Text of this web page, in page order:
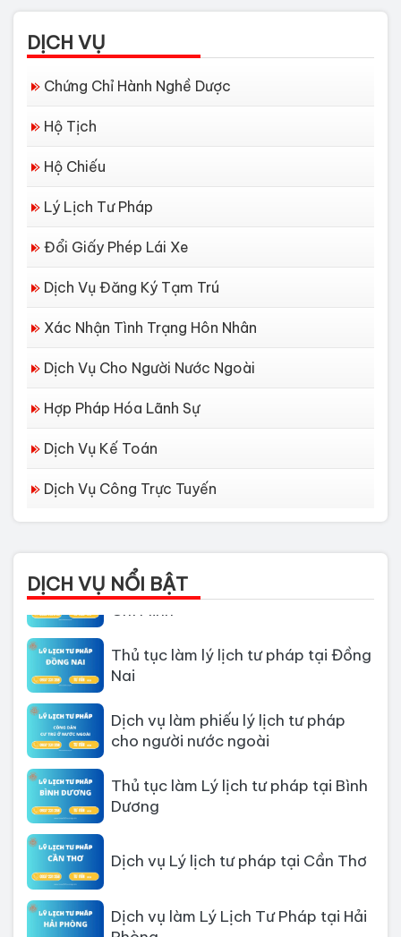
DỊCH VỤ
Chứng Chỉ Hành Nghề Dược
Hộ Tịch
Hộ Chiếu
Lý Lịch Tư Pháp
Đổi Giấy Phép Lái Xe
Dịch Vụ Đăng Ký Tạm Trú
Xác Nhận Tình Trạng Hôn Nhân
Dịch Vụ Cho Người Nước Ngoài
Hợp Pháp Hóa Lãnh Sự
Dịch Vụ Kế Toán
Dịch Vụ Công Trực Tuyến
DỊCH VỤ NỔI BẬTThủ tục làm Lý Lịch Tư Pháp tại Hồ
Chí Minh
Thủ tục làm lý lịch tư pháp tại Đồng
Nai
Dịch vụ làm phiếu lý lịch tư pháp
cho người nước ngoài
Thủ tục làm Lý lịch tư pháp tại Bình
Dương
Dịch vụ Lý lịch tư pháp tại Cần Thơ
Dịch vụ làm Lý Lịch Tư Pháp tại Hải
Phòng